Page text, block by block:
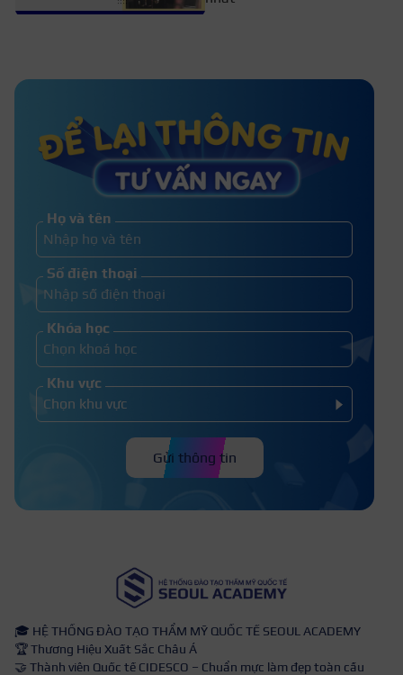
Kinh nghiệm mở tiệm khởi nghiệp
nghề trang điểm
Học makeup chuyên nghiệp bao nhiêu
tiền? Bảng học phí T8.2026
Họ và tên
Số điện thoại
Khóa học
Khu vực
Gửi thông tin
🎓 HỆ THỐNG ĐÀO TẠO THẨM MỸ QUỐC TẾ SEOUL ACADEMY
🏆 Thương Hiệu Xuất Sắc Châu Á
🤝 Thành viên Quốc tế CIDESCO – Chuẩn mực làm đẹp toàn cầu